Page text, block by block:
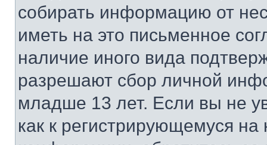
собирать информацию от
иметь на это письменное
наличие иного вида
разрешают сбор личной
младше 13 лет. Если вы не
как к регистрирующемуся